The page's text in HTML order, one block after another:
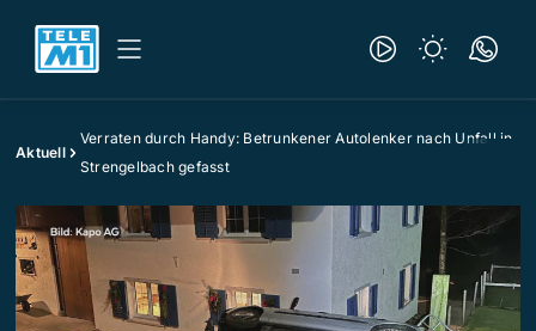
Aktuell
Verraten durch Handy: Betrunkener Autolenker nach Unfall in
Strengelbach gefasst